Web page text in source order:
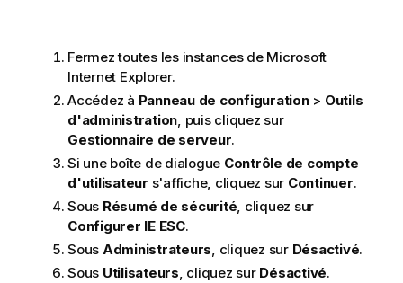
Fermez toutes les instances de Microsoft
Internet Explorer.
Accédez à Panneau de configuration> Outils
d'administration, puis cliquez sur
Gestionnaire de serveur.
Si une boîte de dialogue Contrôle de compte
d'utilisateur s'affiche, cliquez sur Continuer.
Sous Résumé de sécurité, cliquez sur
Configurer IE ESC.
Sous Administrateurs, cliquez sur Désactivé.
Sous Utilisateurs, cliquez sur Désactivé.